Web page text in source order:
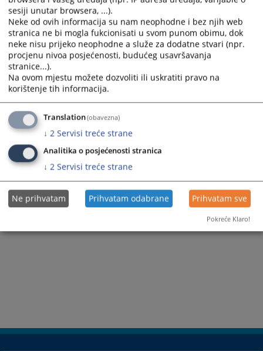
Prikazana vijest je na: Bosanski jezik
6400PREGLEDA
sesiji unutar browsera, ...).
Neke od ovih informacija su nam neophodne i bez njih web
stranica ne bi mogla fukcionisati u svom punom obimu, dok
neke nisu prijeko neophodne a služe za dodatne stvari (npr.
procjenu nivoa posjećenosti, budućeg usavršavanja
stranice...).
Na ovom mjestu možete dozvoliti ili uskratiti pravo na
korištenje tih informacija.
Translation(obavezna)
↓ 2 Servisi treće strane
Analitika o posjećenosti stranica
↓ 2 Servisi treće strane
Ne prihvatam Prihvatam odabrane Prihvatam sve
Pokreće Klaro!